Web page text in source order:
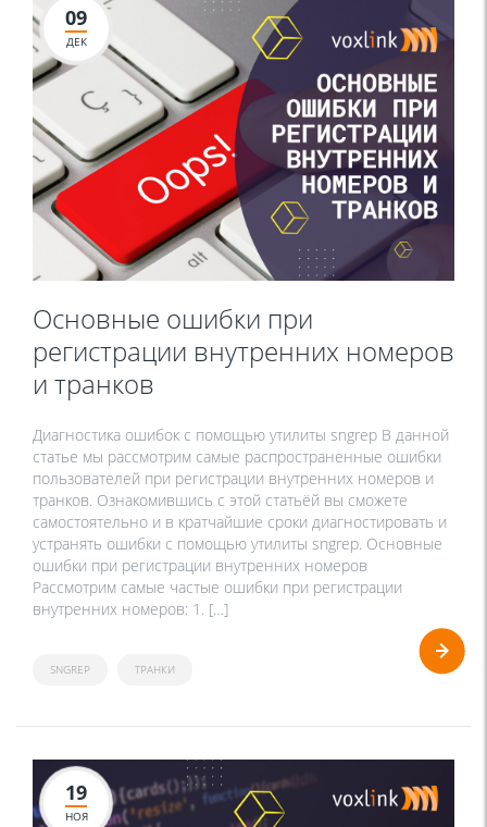
09
ДЕК
Основные ошибки при
регистрации внутренних номеров
и транков
Диагностика ошибок с помощью утилиты sngrep В данной
статье мы рассмотрим самые распространенные ошибки
пользователей при регистрации внутренних номеров и
транков. Ознакомившись с этой статьёй вы сможете
самостоятельно и в кратчайшие сроки диагностировать и
устранять ошибки с помощью утилиты sngrep. Основные
ошибки при регистрации внутренних номеров
Рассмотрим самые частые ошибки при регистрации
внутренних номеров: 1. […]
SNGREP ТРАНКИ
19
НОЯ